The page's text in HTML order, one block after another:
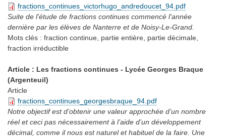
fractions_continues_victorhugo_andredoucet_94.pdf
Suite de l'étude de fractions continues commencé l'année
dernière par les élèves de Nanterre et de Noisy-Le-Grand.
Mots clés : fraction continue, partie entière, partie décimale,
fraction irréductible
Article : Les fractions continues - Lycée Georges Braque
(Argenteuil)
Article
fractions_continues_georgesbraque_94.pdf
Notre objectif est d’obtenir une valeur approchée d’un nombre
réel et ceci pas nécessairement à l’aide d’un développement
décimal, comme il nous est naturel et habituel de la faire. Une